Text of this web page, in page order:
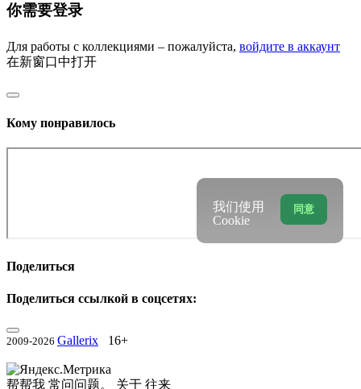
你需要登录
Для работы с коллекциями – пожалуйста, войдите в аккаунт
在新窗口中打开
Кому понравилось
Поделиться
Поделиться ссылкой в соцсетях:
2009-2026 Gallerix 16+
帮帮我 常问问题。 关于 往来
同意
我们使用
Cookie